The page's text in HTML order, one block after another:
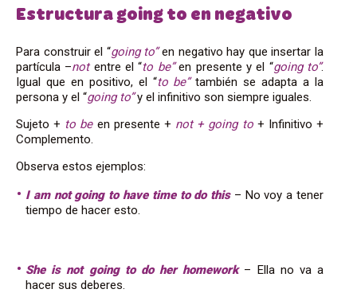
Estructura going to en negativo
Para construir el “going to”en negativo hay que insertar la
partícula –notentre el “to be”en presente y el “going to”.
Igual que en positivo, el “to be”también se adapta a la
persona y el “going to”y el infinitivo son siempre iguales.
Sujeto + to been presente + not + going to+ Infinitivo +
Complemento.
Observa estos ejemplos:
I am not going to have time to do this – No voy a tener
tiempo de hacer esto.
She is not going to do her homework– Ella no va a
hacer sus deberes.